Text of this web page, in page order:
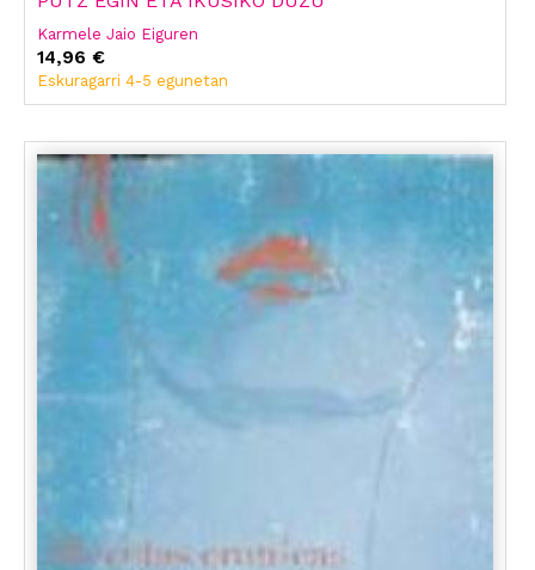
Karmele Jaio Eiguren
14,96 €
Eskuragarri 4-5 egunetan